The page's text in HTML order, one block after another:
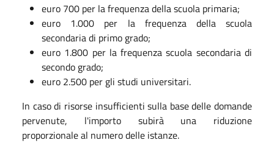
euro 700 per la frequenza della scuola primaria;
euro 1.000 per la frequenza della scuola
secondaria di primo grado;
euro 1.800 per la frequenza scuola secondaria di
secondo grado;
euro 2.500 per gli studi universitari.
In caso di risorse insufficienti sulla base delle domande
pervenute, l'importo subirà una riduzione
proporzionale al numero delle istanze.